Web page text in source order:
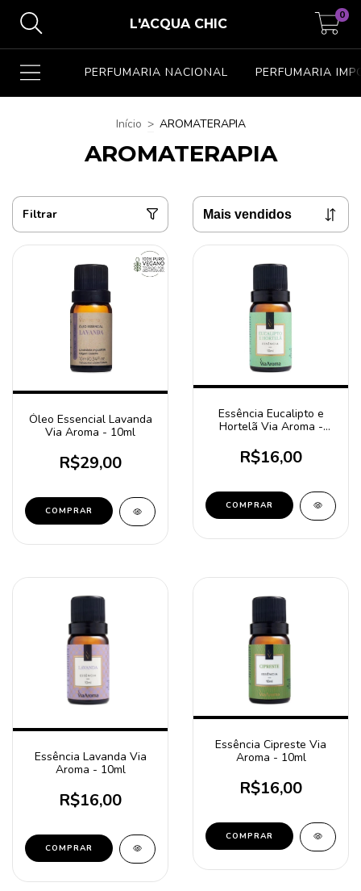
L'ACQUA CHIC
0
PERFUMARIA NACIONAL PERFUMARIA
Início > AROMATERAPIA
AROMATERAPIA
Filtrar
Óleo Essencial Lavanda
Via Aroma - 10ml
R$29,00
Essência Eucalipto e
Hortelã Via Aroma -
R$16,00
Essência Lavanda Via
Aroma - 10ml
R$16,00
Essência Cipreste Via
Aroma - 10ml
R$16,00